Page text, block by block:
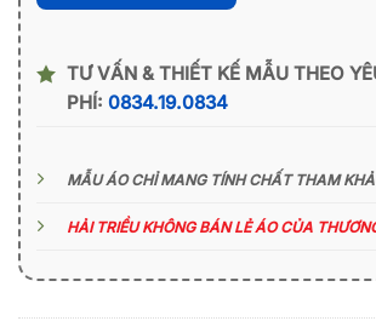
TƯ VẤN & THIẾT KẾ MẪU THEO
PHÍ: 0834.19.0834
MẪU ÁO CHỈ MANG TÍNH CHẤT THAM
HẢI TRIỀU KHÔNG BÁN LẺ ÁO CỦA